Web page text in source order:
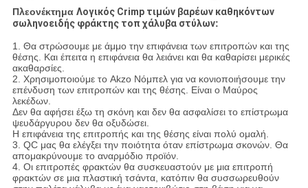
Πλεονέκτημα Λογικός Crimp τιμών βαρέων καθηκόντων
σωληνοειδής φράκτης τοπ χάλυβα στύλων:
1. Θα στρώσουμε με άμμο την επιφάνεια των επιτροπών και της
θέσης. Και έπειτα η επιφάνεια θα λειάνει και θα καθαρίσει μερικές
ακαθαρσίες.
2. Χρησιμοποιούμε το Akzo Νόμπελ για να κονιοποιήσουμε την
επένδυση των επιτροπών και της θέσης. Είναι ο Μαύρος
λεκέδων.
Δεν θα αφήσει έξω τη σκόνη και δεν θα ασφαλίσει το επίστρωμα
ψευδάργυρου δεν θα οξυδώσει.
Η επιφάνεια της επιτροπής και της θέσης είναι πολύ ομαλή.
3. QC μας θα ελέγξει την ποιότητα όταν επίστρωμα σκονών. Θα
απομακρύνουμε το αναρμόδιο προϊόν.
4. Οι επιτροπές φρακτών θα συσκευαστούν με μια επιτροπή
φρακτών σε μια πλαστική τσάντα, κατόπιν θα συσσωρευθούν